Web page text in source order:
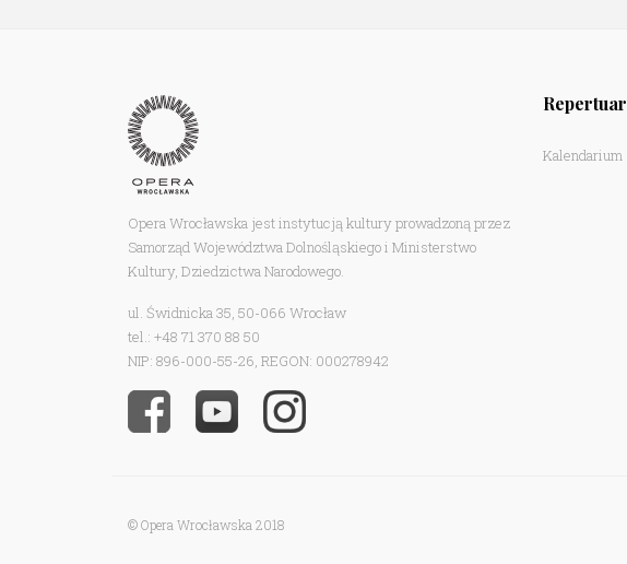
Opera Wrocławska jest instytucją kultury prowadzoną przez
Samorząd Województwa Dolnośląskiego i Ministerstwo
Kultury, Dziedzictwa Narodowego.
ul. Świdnicka 35, 50-066 Wrocław
tel.: +48 71 370 88 50
NIP: 896-000-55-26, REGON: 000278942
Repertuar
Kalendarium
© Opera Wrocławska 2018